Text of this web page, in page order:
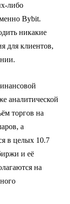
либо
Bybit.
никакие
для клиентов,
аналитической
торгов на
а
в целых 10.7
и её
на